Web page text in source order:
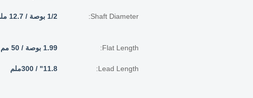
Shaft Diameter: 1/2 بوصة / 12.7 ملم
Flat Length: 1.99 بوصة / 50 مم
Lead Length: 11.8" / 300ملم